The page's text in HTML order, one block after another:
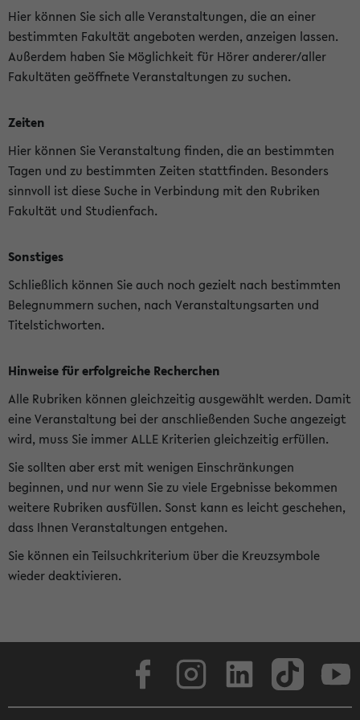
Hier können Sie sich alle Veranstaltungen, die an einer
bestimmten Fakultät angeboten werden, anzeigen lassen.
Außerdem haben Sie Möglichkeit für Hörer anderer/aller
Fakultäten geöffnete Veranstaltungen zu suchen.
Zeiten
Hier können Sie Veranstaltung finden, die an bestimmten
Tagen und zu bestimmten Zeiten stattfinden. Besonders
sinnvoll ist diese Suche in Verbindung mit den Rubriken
Fakultät und Studienfach.
Sonstiges
Schließlich können Sie auch noch gezielt nach bestimmten
Belegnummern suchen, nach Veranstaltungsarten und
Titelstichworten.
Hinweise für erfolgreiche Recherchen
Alle Rubriken können gleichzeitig ausgewählt werden. Damit
eine Veranstaltung bei der anschließenden Suche angezeigt
wird, muss Sie immer ALLE Kriterien gleichzeitig erfüllen.
Sie sollten aber erst mit wenigen Einschränkungen
beginnen, und nur wenn Sie zu viele Ergebnisse bekommen
weitere Rubriken ausfüllen. Sonst kann es leicht geschehen,
dass Ihnen Veranstaltungen entgehen.
Sie können ein Teilsuchkriterium über die Kreuzsymbole
wieder deaktivieren.